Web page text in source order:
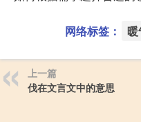
网络标签： 暖
上一篇
伐在文言文中的意思